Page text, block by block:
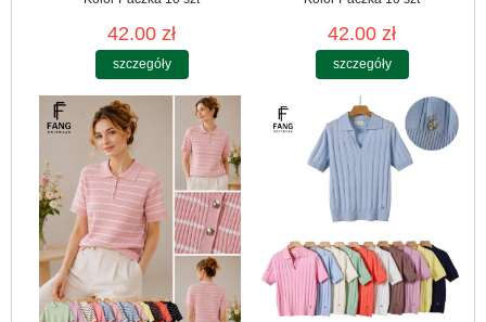
42.00 zł
szczegóły
42.00 zł
szczegóły